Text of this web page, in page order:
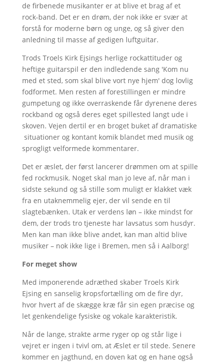
de firbenede musikanter er at blive et brag af et
rock-band. Det er en drøm, der nok ikke er svær at
forstå for moderne børn og unge, og så giver den
anledning til masse af gedigen luftguitar.
Trods Troels Kirk Ejsings herlige rockattituder og
heftige guitarspil er den indledende sang 'Kom nu
med et sted, som skal blive vort nye hjem' dog lovlig
fodformet. Men resten af forestillingen er mindre
gumpetung og ikke overraskende får dyrenene deres
rockband og også deres eget spillested langt ude i
skoven. Vejen dertil er en broget buket af dramatiske
situationer og kontant komik blandet med musik og
sprogligt velformede kommentarer.
Det er æslet, der først lancerer drømmen om at spille
fed rockmusik. Noget skal man jo leve af, når man i
sidste sekund og så stille som muligt er klakket væk
fra en utaknemmelig ejer, der vil sende en til
slagtebænken. Utak er verdens løn – ikke mindst for
dem, der trods tro tjeneste har lavsatus som husdyr.
Men kan man ikke blive andet, kan man altid blive
musiker – nok ikke lige i Bremen, men så i Aalborg!
For meget show
Med imponerende adræthed skaber Troels Kirk
Ejsing en sanselig kropsfortælling om de fire dyr,
hvor hvert af de skægge kræ får sin egen præcise og
let genkendelige fysiske og vokale karakteristik.
Når de lange, strakte arme ryger op og står lige i
vejret er ingen i tvivl om, at Æslet er til stede. Senere
kommer en jagthund, en doven kat og en hane også